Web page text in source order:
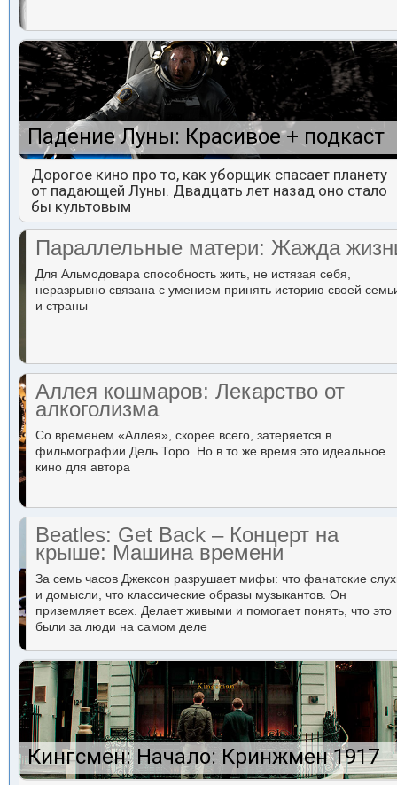
Падение Луны: Красивое + подкаст
Дорогое кино про то, как уборщик спасает планету
от падающей Луны. Двадцать лет назад оно стало
бы культовым
Параллельные матери: Жажда
Для Альмодовара способность жить, не истязая себя,
неразрывно связана с умением принять историю своей
и страны
Аллея кошмаров: Лекарство от
алкоголизма
Со временем «Аллея», скорее всего, затеряется в
фильмографии Дель Торо. Но в то же время это идеальное
кино для автора
Beatles: Get Back – Концерт на
крыше: Машина времени
За семь часов Джексон разрушает мифы: что фанатские
и домысли, что классические образы музыкантов. Он
приземляет всех. Делает живыми и помогает понять, что это
были за люди на самом деле
Кингсмен: Начало: Кринжмен 1917